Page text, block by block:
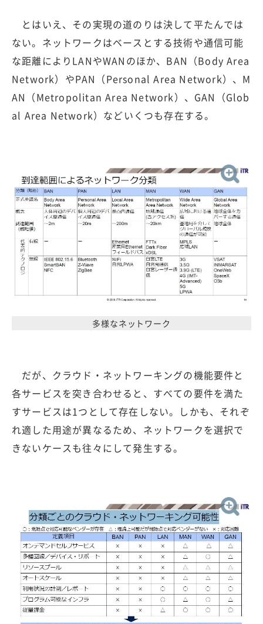
とはいえ、その実現の道のりは決して平たんでは
ない。ネットワークはベースとする技術や通信可能
な距離によりLANやWANのほか、BAN（Body Area
Network）やPAN（Personal Area Network）、M
AN（Metropolitan Area Network）、GAN（Glob
al Area Network）などいくつも存在する。
多様なネットワーク
だが、クラウド・ネットワーキングの機能要件と
各サービスを突き合わせると、すべての要件を満た
すサービスは1つとして存在しない。しかも、それぞ
れ適した用途が異なるため、ネットワークを選択で
きないケースも往々にして発生する。